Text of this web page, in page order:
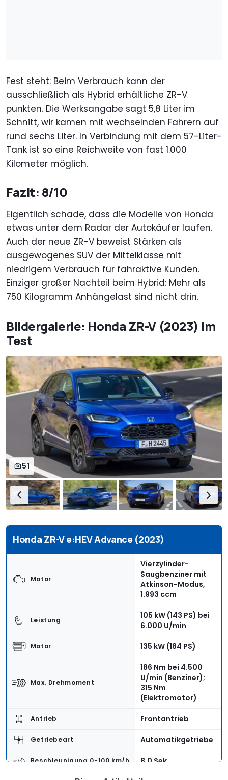
Fest steht: Beim Verbrauch kann der
ausschließlich als Hybrid erhältliche ZR-V
punkten. Die Werksangabe sagt 5,8 Liter im
Schnitt, wir kamen mit wechselnden Fahrern auf
rund sechs Liter. In Verbindung mit dem 57-Liter-
Tank ist so eine Reichweite von fast 1.000
Kilometer möglich.
Fazit: 8/10
Eigentlich schade, dass die Modelle von Honda
etwas unter dem Radar der Autokäufer laufen.
Auch der neue ZR-V beweist Stärken als
ausgewogenes SUV der Mittelklasse mit
niedrigem Verbrauch für fahraktive Kunden.
Einziger großer Nachteil beim Hybrid: Mehr als
750 Kilogramm Anhängelast sind nicht drin.
Bildergalerie: Honda ZR-V (2023) im
Test
51
Honda ZR-V e:HEV Advance (2023)
Motor
Vierzylinder-
Saugbenziner mit
Atkinson-Modus,
1.993 ccm
Leistung
105 kW (143 PS) bei
6.000 U/min
Motor 135 kW (184 PS)
Max. Drehmoment
186 Nm bei 4.500
U/min (Benziner);
315 Nm
(Elektromotor)
Antrieb Frontantrieb
Getriebeart Automatikgetriebe
Beschleunigung 0-100 km/h 8,0 Sek.